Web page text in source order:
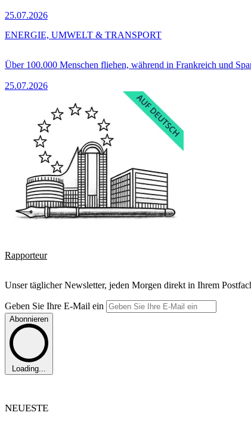
25.07.2026
Über 100.000 Menschen fliehen, während in Frankreich und
25.07.2026
ENERGIE, UMWELT & TRANSPORT
Rapporteur
Unser täglicher Newsletter, jeden Morgen direkt in Ihrem
Geben Sie Ihre E-Mail ein
Abonnieren
Loading...
NEUESTE